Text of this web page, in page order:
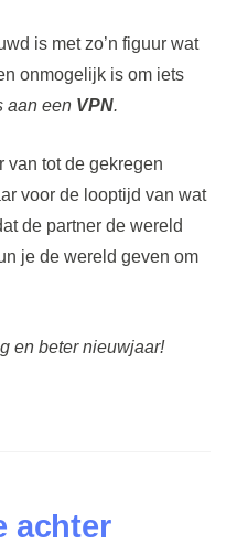
is met zo’n figuur wat
onmogelijk is om iets
aan een VPN.
van tot de gekregen
voor de looptijd van wat
de partner de wereld
je de wereld geven om
en beter nieuwjaar!
achter